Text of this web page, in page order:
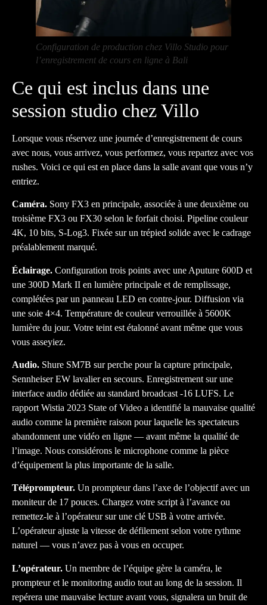
Configuration de production chez Villo Studio pour
l’enregistrement de cours en ligne à Bali
Ce qui est inclus dans une
session studio chez Villo
Lorsque vous réservez une journée d’enregistrement de cours
avec nous, vous arrivez, vous performez, vous repartez avec vos
rushes. Voici ce qui est en place dans la salle avant que vous n’y
entriez.
Caméra. Sony FX3 en principale, associée à une deuxième ou
troisième FX3 ou FX30 selon le forfait choisi. Pipeline couleur
4K, 10 bits, S-Log3. Fixée sur un trépied solide avec le cadrage
préalablement marqué.
Éclairage. Configuration trois points avec une Aputure 600D et
une 300D Mark II en lumière principale et de remplissage,
complétées par un panneau LED en contre-jour. Diffusion via
une soie 4×4. Température de couleur verrouillée à 5600K
lumière du jour. Votre teint est étalonné avant même que vous
vous asseyiez.
Audio. Shure SM7B sur perche pour la capture principale,
Sennheiser EW lavalier en secours. Enregistrement sur une
interface audio dédiée au standard broadcast -16 LUFS. Le
rapport Wistia 2023 State of Video a identifié la mauvaise qualité
audio comme la première raison pour laquelle les spectateurs
abandonnent une vidéo en ligne — avant même la qualité de
l’image. Nous considérons le microphone comme la pièce
d’équipement la plus importante de la salle.
Téléprompteur. Un prompteur dans l’axe de l’objectif avec un
moniteur de 17 pouces. Chargez votre script à l’avance ou
remettez-le à l’opérateur sur une clé USB à votre arrivée.
L’opérateur ajuste la vitesse de défilement selon votre rythme
naturel — vous n’avez pas à vous en occuper.
L’opérateur. Un membre de l’équipe gère la caméra, le
prompteur et le monitoring audio tout au long de la session. Il
repérera une mauvaise lecture avant vous, signalera un bruit de